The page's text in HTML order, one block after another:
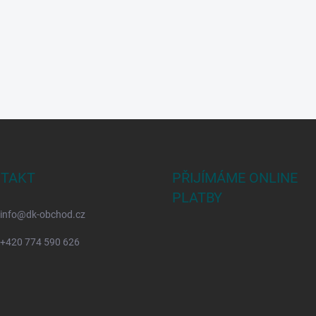
info@dk-obchod.cz
+420 774 590 626
PŘIJÍMÁME ONLINE
PLATBY